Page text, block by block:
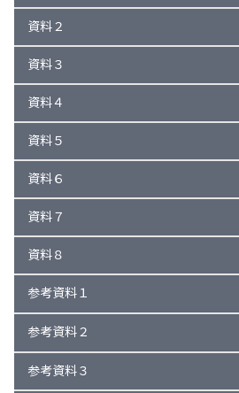
資料２
資料３
資料４
資料５
資料６
資料７
資料８
参考資料１
参考資料２
参考資料３